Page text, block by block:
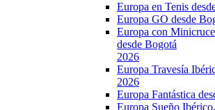
Europa en Tenis
Europa GO desde
Europa con
desde Bogotá
2026
Europa Travesía
2026
Europa Fantástica
Europa Sueño